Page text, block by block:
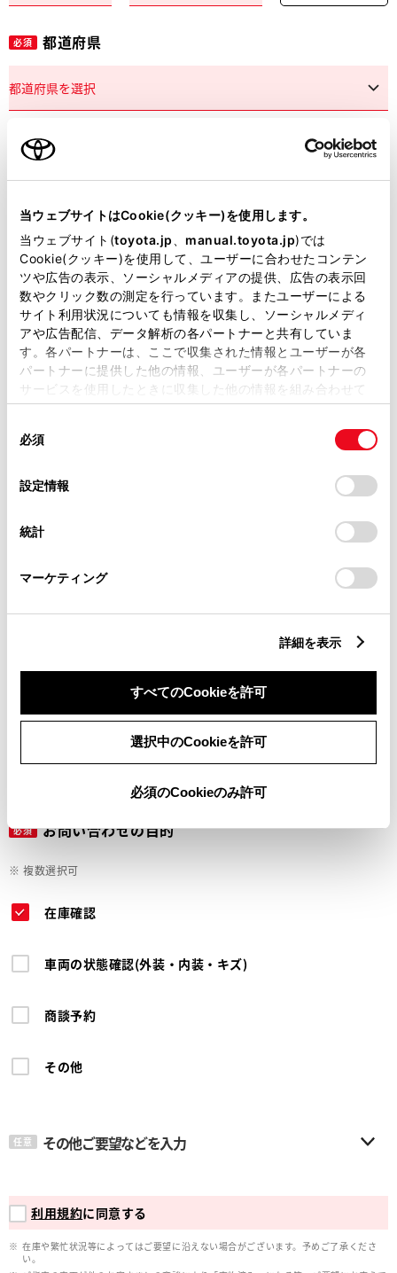
当ウェブサイトはCookie(クッキー)を使用します。
当ウェブサイト(toyota.jp manual.toyota.jp)では
Cookie(クッキー)を使用して、ユーザーに合わせたコンテン
ツや広告の表示、ソーシャルメディアの提供、広告の表示回
数やクリック数の測定を行っています。またユーザーによる
サイト利用状況についても情報を収集し、ソーシャルメディ
アや広告配信、データ解析の各パートナーと共有していま
す。各パートナーは、ここで収集された情報とユーザーが各
パートナーに提供した他の情報、ユーザーが各パートナーの
サービスを使用したときに収集した他の情報を組み合わせて
使用することがあります。当ウェブサイトの使用を続行する
デバイスにすべてのCookie(クッキー)が保存されることに同
意したことになります。Cookie(クッキー)のオプトアウト、
設定の変更、同意を撤回したりするにあたっては、当社の
「Cookie（クッキー）情報の取り扱いについて
」をご覧くだ
必須
設定情報
統計
マーケティング
詳細を表示
すべてのCookieを許可
選択中のCookieを許可
必須のCookieのみ許可
必須 都道府県
市区町村名
必須 丁目番地
建物名
必須 ご希望の連絡方法
Eメール
メールアドレス
必須 お問い合わせの目的
※ 複数選択可
在庫確認
車両の状態確認(外装・内装・キズ)
商談予約
その他
任意 その他ご要望などを入力
利用規約に同意する
在庫や繁忙状況等によってはご要望に沿えない場合がございます。予めご了承くださ
い。